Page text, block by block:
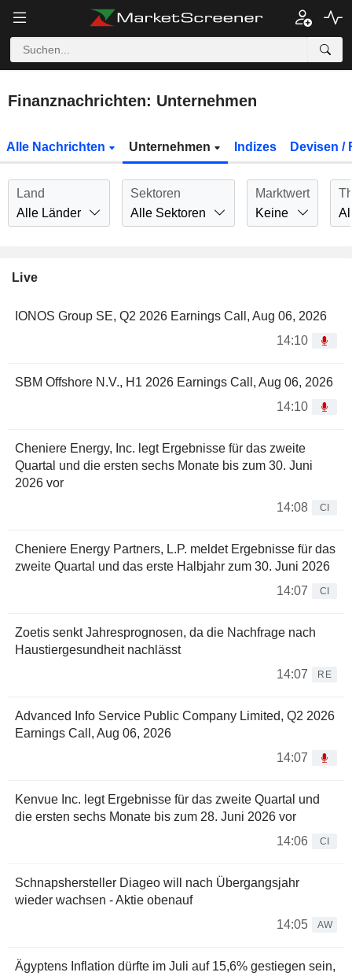
Finanznachrichten: Unternehmen
Alle Nachrichten Unternehmen Indizes Devisen /
Land
Alle Länder
Sektoren
Alle Sektoren
Marktwert
Keine
Live
IONOS Group SE, Q2 2026 Earnings Call, Aug 06, 2026
14:10
SBM Offshore N.V., H1 2026 Earnings Call, Aug 06, 2026
14:10
Cheniere Energy, Inc. legt Ergebnisse für das zweite
Quartal und die ersten sechs Monate bis zum 30. Juni
2026 vor
14:08
CI
Cheniere Energy Partners, L.P. meldet Ergebnisse für das
zweite Quartal und das erste Halbjahr zum 30. Juni 2026
14:07
CI
Zoetis senkt Jahresprognosen, da die Nachfrage nach
Haustiergesundheit nachlässt
14:07
RE
Advanced Info Service Public Company Limited, Q2 2026
Earnings Call, Aug 06, 2026
14:07
Kenvue Inc. legt Ergebnisse für das zweite Quartal und
die ersten sechs Monate bis zum 28. Juni 2026 vor
14:06
CI
Schnapshersteller Diageo will nach Übergangsjahr
wieder wachsen - Aktie obenauf
14:05
AW
Ägyptens Inflation dürfte im Juli auf 15,6% gestiegen sein,